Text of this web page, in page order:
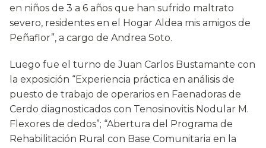
en niños de 3 a 6 años que han sufrido maltrato
severo, residentes en el Hogar Aldea mis amigos de
Peñaflor”, a cargo de Andrea Soto.
Luego fue el turno de Juan Carlos Bustamante con
la exposición “Experiencia práctica en análisis de
puesto de trabajo de operarios en Faenadoras de
Cerdo diagnosticados con Tenosinovitis Nodular M.
Flexores de dedos”; “Abertura del Programa de
Rehabilitación Rural con Base Comunitaria en la